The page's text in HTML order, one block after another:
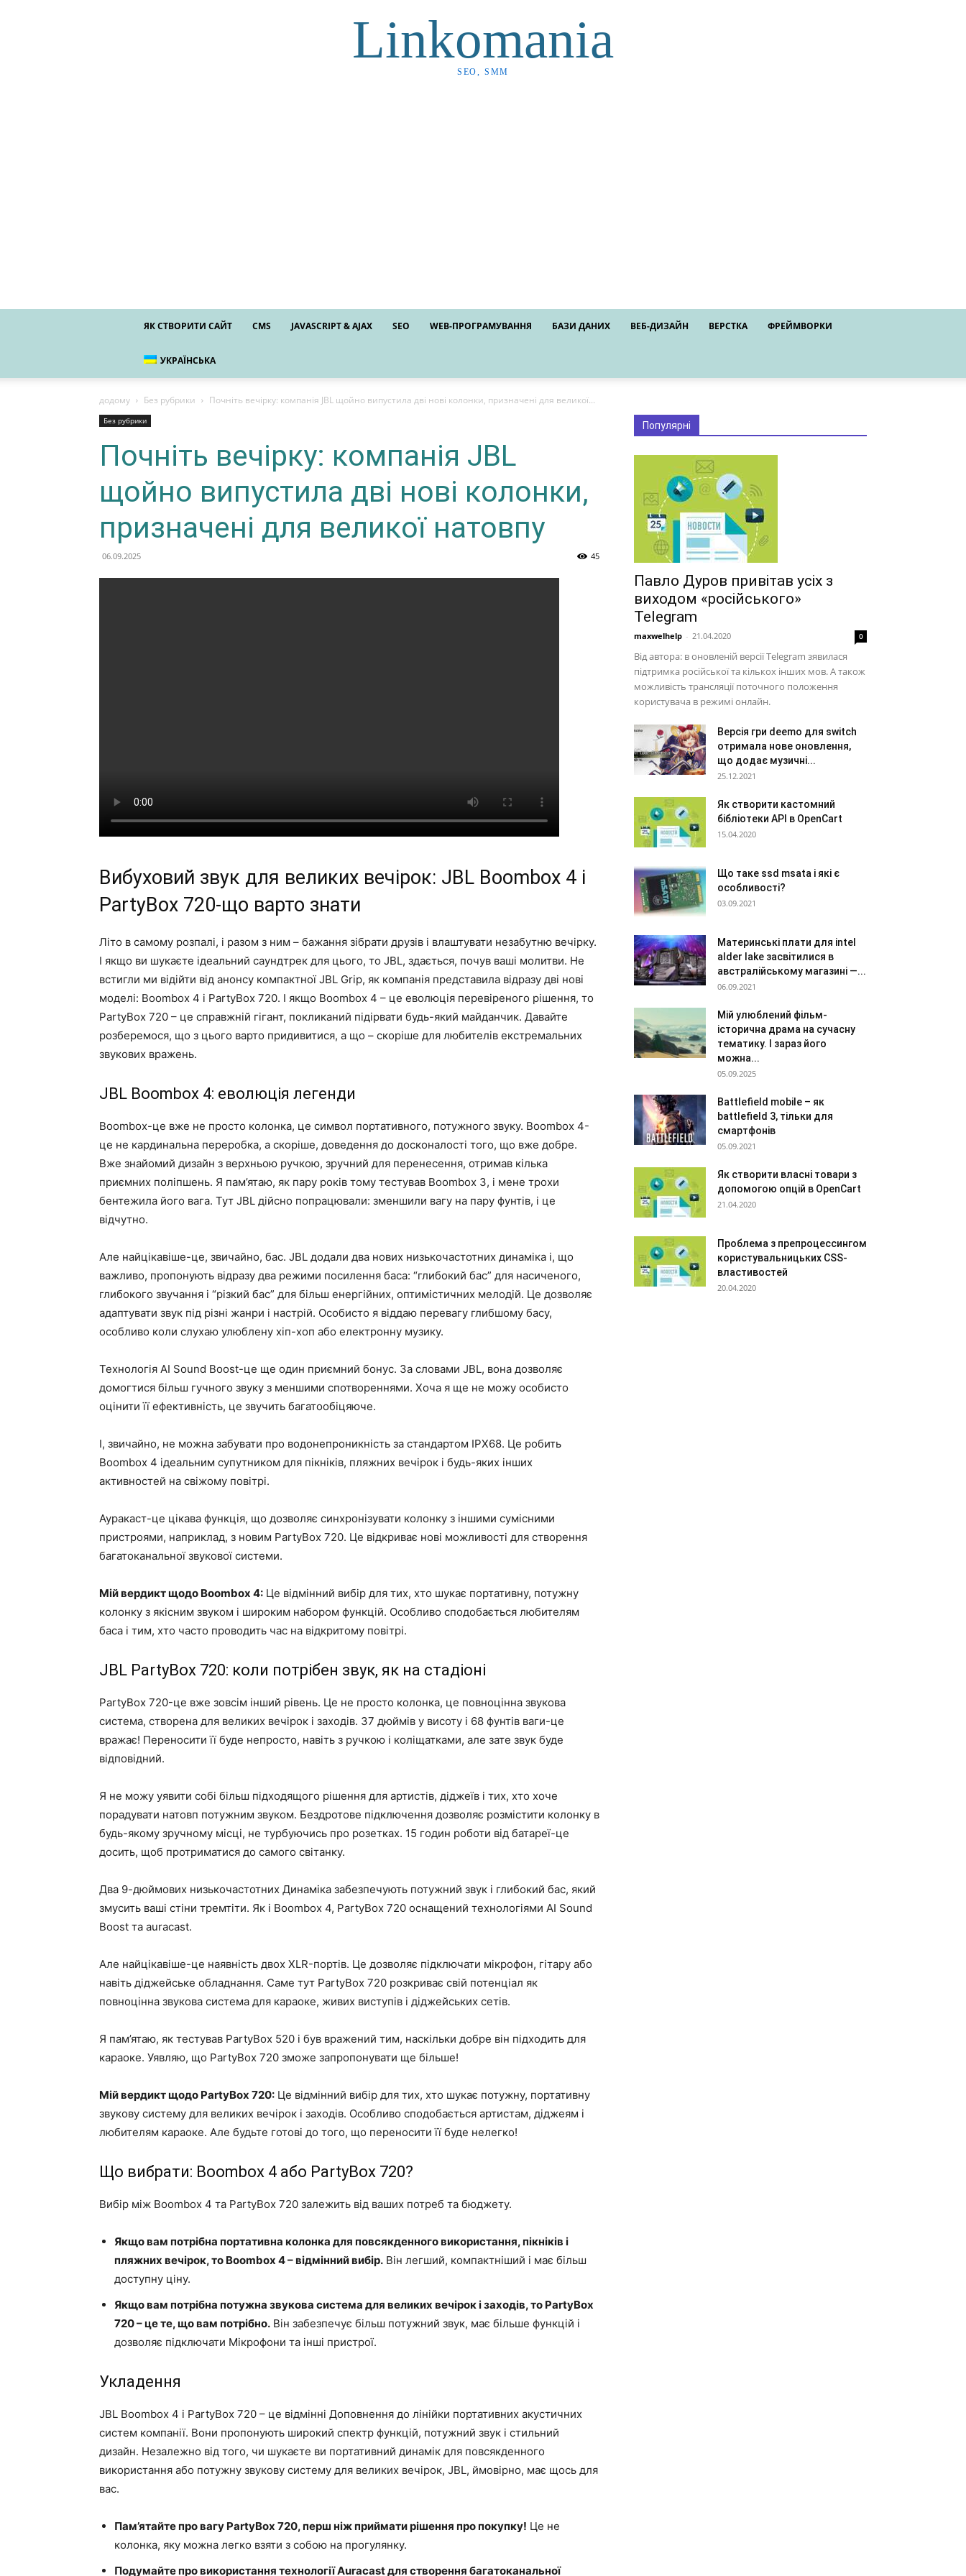
Linkomania
SEO, SMM
ЯК СТВОРИТИ САЙТ CMS JAVASCRIPT & AJAX SEO WEB-ПРОГРАМУВАННЯ БАЗИ ДАНИХ ВЕБ-ДИЗАЙН ВЕРСТКА ФРЕЙМВОРКИ
УКРАЇНСЬКА
додому Без рубрики Почніть вечірку: компанія JBL щойно випустила дві нові колонки, призначені для великої...
Без рубрики
Почніть вечірку: компанія JBL
щойно випустила дві нові колонки,
призначені для великої натовпу
06.09.2025 45
Вибуховий звук для великих вечірок: JBL Boombox 4 і
PartyBox 720-що варто знати
Літо в самому розпалі, і разом з ним – бажання зібрати друзів і влаштувати незабутню вечірку.
І якщо ви шукаєте ідеальний саундтрек для цього, то JBL, здається, почув ваші молитви. Не
встигли ми відійти від анонсу компактної JBL Grip, як компанія представила відразу дві нові
моделі: Boombox 4 і PartyBox 720. І якщо Boombox 4 – це еволюція перевіреного рішення, то
PartyBox 720 – це справжній гігант, покликаний підірвати будь-який майданчик. Давайте
розберемося, що з цього варто придивитися, а що – скоріше для любителів екстремальних
звукових вражень.
JBL Boombox 4: еволюція легенди
Boombox-це вже не просто колонка, це символ портативного, потужного звуку. Boombox 4-
це не кардинальна переробка, а скоріше, доведення до досконалості того, що вже добре.
Вже знайомий дизайн з верхньою ручкою, зручний для перенесення, отримав кілька
приємних поліпшень. Я пам’ятаю, як пару років тому тестував Boombox 3, і мене трохи
бентежила його вага. Тут JBL дійсно попрацювали: зменшили вагу на пару фунтів, і це
відчутно.
Але найцікавіше-це, звичайно, бас. JBL додали два нових низькочастотних динаміка і, що
важливо, пропонують відразу два режими посилення баса: “глибокий бас” для насиченого,
глибокого звучання і “різкий бас” для більш енергійних, оптимістичних мелодій. Це дозволяє
адаптувати звук під різні жанри і настрій. Особисто я віддаю перевагу глибшому басу,
особливо коли слухаю улюблену хіп-хоп або електронну музику.
Технологія AI Sound Boost-це ще один приємний бонус. За словами JBL, вона дозволяє
домогтися більш гучного звуку з меншими спотвореннями. Хоча я ще не можу особисто
оцінити її ефективність, це звучить багатообіцяюче.
І, звичайно, не можна забувати про водонепроникність за стандартом IPX68. Це робить
Boombox 4 ідеальним супутником для пікніків, пляжних вечірок і будь-яких інших
активностей на свіжому повітрі.
Ауракаст-це цікава функція, що дозволяє синхронізувати колонку з іншими сумісними
пристроями, наприклад, з новим PartyBox 720. Це відкриває нові можливості для створення
багатоканальної звукової системи.
Мій вердикт щодо Boombox 4: Це відмінний вибір для тих, хто шукає портативну, потужну
колонку з якісним звуком і широким набором функцій. Особливо сподобається любителям
баса і тим, хто часто проводить час на відкритому повітрі.
JBL PartyBox 720: коли потрібен звук, як на стадіоні
PartyBox 720-це вже зовсім інший рівень. Це не просто колонка, це повноцінна звукова
система, створена для великих вечірок і заходів. 37 дюймів у висоту і 68 фунтів ваги-це
вражає! Переносити її буде непросто, навіть з ручкою і коліщатками, але зате звук буде
відповідний.
Я не можу уявити собі більш підходящого рішення для артистів, діджеїв і тих, хто хоче
порадувати натовп потужним звуком. Бездротове підключення дозволяє розмістити колонку в
будь-якому зручному місці, не турбуючись про розетках. 15 годин роботи від батареї-це
досить, щоб протриматися до самого світанку.
Два 9-дюймових низькочастотних Динаміка забезпечують потужний звук і глибокий бас, який
змусить ваші стіни тремтіти. Як і Boombox 4, PartyBox 720 оснащений технологіями AI Sound
Boost та auracast.
Але найцікавіше-це наявність двох XLR-портів. Це дозволяє підключати мікрофон, гітару або
навіть діджейське обладнання. Саме тут PartyBox 720 розкриває свій потенціал як
повноцінна звукова система для караоке, живих виступів і діджейських сетів.
Я пам’ятаю, як тестував PartyBox 520 і був вражений тим, наскільки добре він підходить для
караоке. Уявляю, що PartyBox 720 зможе запропонувати ще більше!
Мій вердикт щодо PartyBox 720: Це відмінний вибір для тих, хто шукає потужну, портативну
звукову систему для великих вечірок і заходів. Особливо сподобається артистам, діджеям і
любителям караоке. Але будьте готові до того, що переносити її буде нелегко!
Що вибрати: Boombox 4 або PartyBox 720?
Вибір між Boombox 4 та PartyBox 720 залежить від ваших потреб та бюджету.
Якщо вам потрібна портативна колонка для повсякденного використання, пікніків і
пляжних вечірок, то Boombox 4 – відмінний вибір. Він легший, компактніший і має більш
доступну ціну.
Якщо вам потрібна потужна звукова система для великих вечірок і заходів, то PartyBox
720 – це те, що вам потрібно. Він забезпечує більш потужний звук, має більше функцій і
дозволяє підключати Мікрофони та інші пристрої.
Укладення
JBL Boombox 4 і PartyBox 720 – це відмінні Доповнення до лінійки портативних акустичних
систем компанії. Вони пропонують широкий спектр функцій, потужний звук і стильний
дизайн. Незалежно від того, чи шукаєте ви портативний динамік для повсякденного
використання або потужну звукову систему для великих вечірок, JBL, ймовірно, має щось для
вас.
Пам’ятайте про вагу PartyBox 720, перш ніж приймати рішення про покупку! Це не
колонка, яку можна легко взяти з собою на прогулянку.
Подумайте про використання технології Auracast для створення багатоканальної
Популярні
Павло Дуров привітав усіх з
виходом «російського»
Telegram
maxwelhelp - 21.04.2020 0
Від автора: в оновленій версії Telegram зявилася
підтримка російської та кількох інших мов. А також
можливість трансляції поточного положення
користувача в режимі онлайн.
Версія гри deemo для switch
отримала нове оновлення,
що додає музичні...
25.12.2021
Як створити кастомний
бібліотеки API в OpenCart
15.04.2020
Що таке ssd msata і які є
особливості?
03.09.2021
Материнські плати для intel
alder lake засвітилися в
австралійському магазині —...
06.09.2021
Мій улюблений фільм-
історична драма на сучасну
тематику. І зараз його
можна...
05.09.2025
Battlefield mobile – як
battlefield 3, тільки для
смартфонів
05.09.2021
Як створити власні товари з
допомогою опцій в OpenCart
21.04.2020
Проблема з препроцессингом
користувальницьких CSS-
властивостей
20.04.2020